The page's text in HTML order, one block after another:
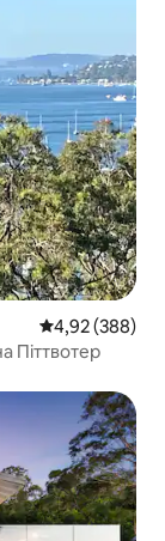
Середня
4,92 (388)
Піттвотер